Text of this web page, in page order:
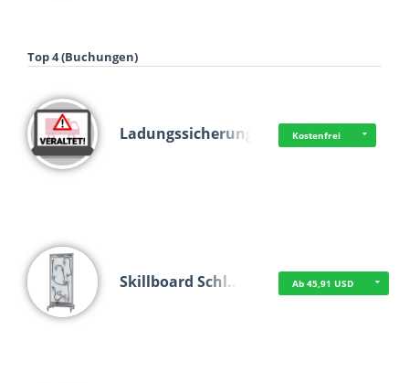
Top 4 (Buchungen)
Ladungssicherung Kostenfrei
Skillboard Schl… Ab 45,91 USD